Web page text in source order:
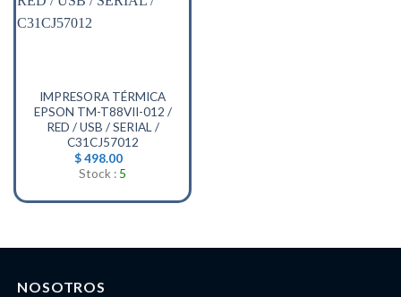
IMPRESORA TÉRMICA
EPSON TM-T88VII-012 /
RED / USB / SERIAL /
C31CJ57012
$498.00
Stock : 5
NOSOTROS